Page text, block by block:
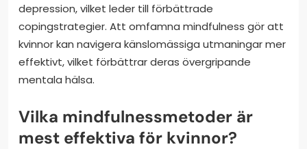
depression, vilket leder till förbättrade
copingstrategier. Att omfamna mindfulness gör att
kvinnor kan navigera känslomässiga utmaningar mer
effektivt, vilket förbättrar deras övergripande
mentala hälsa.
Vilka mindfulnessmetoder är
mest effektiva för kvinnor?